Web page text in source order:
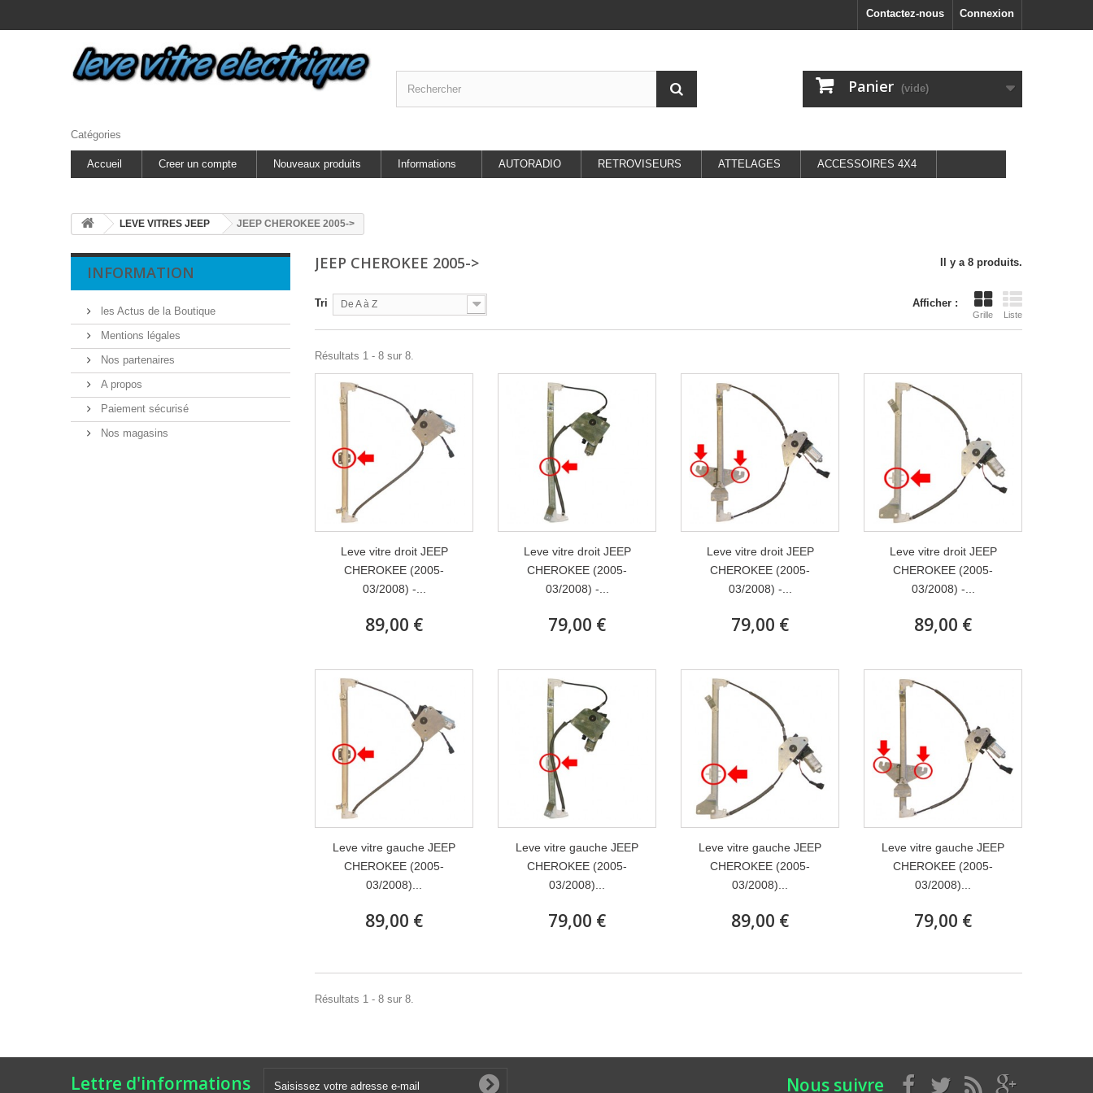
Connexion
Contactez-nous
Panier (vide)
Catégories
Accueil Creer un compte Nouveaux produits Informations AUTORADIO RETROVISEURS ATTELAGES ACCESSOIRES 4X4
LEVE VITRES JEEP JEEP CHEROKEE 2005->
INFORMATION
les Actus de la Boutique
Mentions légales
Nos partenaires
A propos
Paiement sécurisé
Nos magasins
JEEP CHEROKEE 2005-> Il y a 8 produits.
Afficher :
Grille Liste
Tri De A à Z
Résultats 1 - 8 sur 8.
Leve vitre droit JEEP
CHEROKEE (2005-
03/2008) -...
89,00 €
Leve vitre droit JEEP
CHEROKEE (2005-
03/2008) -...
79,00 €
Leve vitre droit JEEP
CHEROKEE (2005-
03/2008) -...
79,00 €
Leve vitre droit JEEP
CHEROKEE (2005-
03/2008) -...
89,00 €
Leve vitre gauche JEEP
CHEROKEE (2005-
03/2008)...
89,00 €
Leve vitre gauche JEEP
CHEROKEE (2005-
03/2008)...
79,00 €
Leve vitre gauche JEEP
CHEROKEE (2005-
03/2008)...
89,00 €
Leve vitre gauche JEEP
CHEROKEE (2005-
03/2008)...
79,00 €
Résultats 1 - 8 sur 8.
Lettre d'informations Nous suivre